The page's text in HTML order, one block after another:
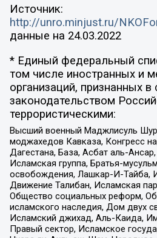
Источник:
http://unro.minjust.ru/
данные на 24.03.2022
* Единый федеральный
том числе иностранных и
организаций, признанных в
законодательством
террористическими:
Высший военный Маджлисуль
моджахедов Кавказа, Конгресс
Дагестана, База, Асбат аль-
Исламская группа, Братья-
освобождения, Лашкар-И-Тайба,
Движение Талибан, Исламская
Общество социальных реформ,
исламского наследия, Дом двух
Исламский джихад, Аль-Каида,
Правый сектор, Исламское